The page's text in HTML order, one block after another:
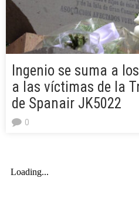
Ingenio se suma a
a las víctimas de la
de Spanair JK5022
0